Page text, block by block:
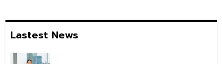
Lastest News